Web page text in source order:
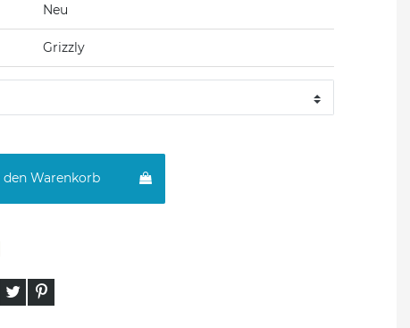
Neu
Grizzly
den Warenkorb